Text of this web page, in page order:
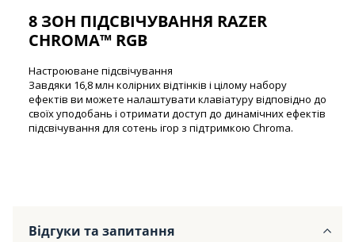
8 ЗОН ПІДСВІЧУВАННЯ RAZER
CHROMA™ RGB
Настроюване підсвічування
Завдяки 16,8 млн колірних відтінків і цілому набору
ефектів ви можете налаштувати клавіатуру відповідно до
своїх уподобань і отримати доступ до динамічних ефектів
підсвічування для сотень ігор з підтримкою Chroma.
Відгуки та запитання